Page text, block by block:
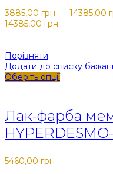
3885,00 грн 14385,00
14385,00 грн
Порівняти
Додати до списку
Оберіть опції
Лак-фарба
5460,00 грн